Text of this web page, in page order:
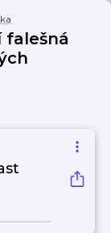
falešná